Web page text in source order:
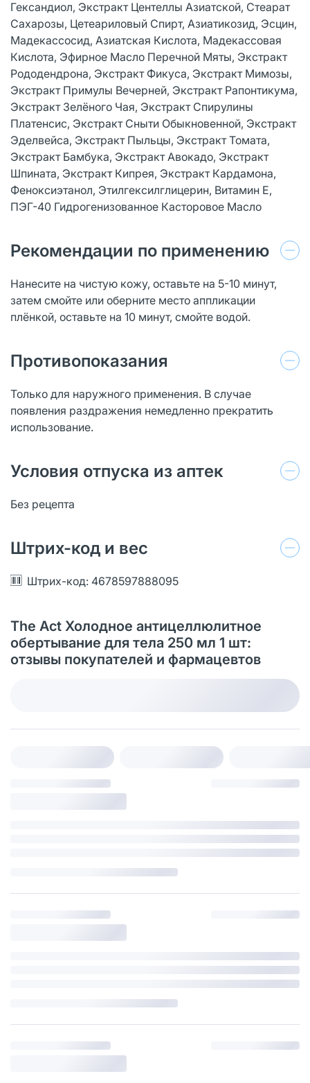
Гександиол, Экстракт Центеллы Азиатской, Стеарат
Сахарозы, Цетеариловый Спирт, Азиатикозид, Эсцин,
Мадекассосид, Азиатская Кислота, Мадекассовая
Кислота, Эфирное Масло Перечной Мяты, Экстракт
Рододендрона, Экстракт Фикуса, Экстракт Мимозы,
Экстракт Примулы Вечерней, Экстракт Рапонтикума,
Экстракт Зелёного Чая, Экстракт Спирулины
Платенсис, Экстракт Сныти Обыкновенной, Экстракт
Эделвейса, Экстракт Пыльцы, Экстракт Томата,
Экстракт Бамбука, Экстракт Авокадо, Экстракт
Шпината, Экстракт Кипрея, Экстракт Кардамона,
Феноксиэтанол, Этилгексилглицерин, Витамин Е,
ПЭГ-40 Гидрогенизованное Касторовое Масло
Рекомендации по применению
Нанесите на чистую кожу, оставьте на 5-10 минут,
затем смойте или оберните место аппликации
плёнкой, оставьте на 10 минут, смойте водой.
Противопоказания
Только для наружного применения. В случае
появления раздражения немедленно прекратить
использование.
Условия отпуска из аптек
Без рецепта
Штрих-код и вес
Штрих-код: 4678597888095
The Act Холодное антицеллюлитное
обертывание для тела 250 мл 1 шт:
отзывы покупателей и фармацевтов